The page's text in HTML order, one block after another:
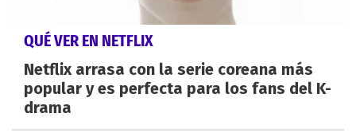
QUÉ VER EN NETFLIX
Netflix arrasa con la serie coreana más
popular y es perfecta para los fans del K-
drama